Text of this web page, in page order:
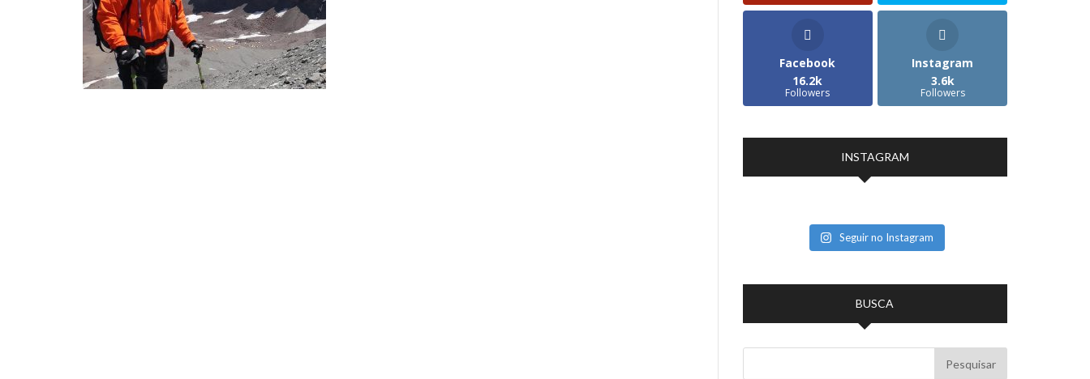
Facebook
16.2k
Followers
Instagram
3.6k
Followers
INSTAGRAM
Seguir no Instagram
BUSCA